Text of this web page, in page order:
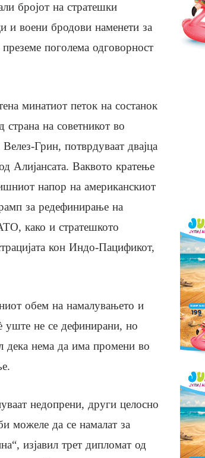
бројот на стратешки
и воени бродови наменети за
поголема одговорност
минатиот петок на состанок
страна на советникот во
Грин, потврдуваат двајца
Алијансата. Ваквото кратење
напор на американскиот
за редефинирање на
како и стратешкото
кон Индо-Пацификот,
обем на намалувањето и
уште не се дефинирани, но
дека нема да има промени во
недопрени, други целосно
можеле да се намалат за
изјавил трет дипломат од